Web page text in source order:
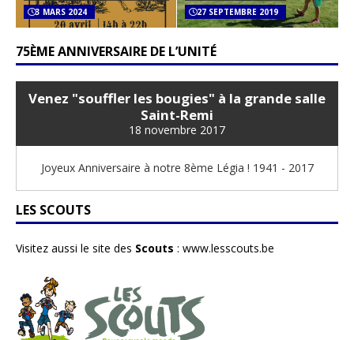
3 MARS 2024 27 SEPTEMBRE 2019
75ÈME ANNIVERSAIRE DE L’UNITÉ
Venez "souffler les bougies" à la grande salle
Saint-Remi
18 novembre 2017
Joyeux Anniversaire à notre 8ème Légia ! 1941 - 2017
LES SCOUTS
Visitez aussi le site des Scouts : www.lesscouts.be